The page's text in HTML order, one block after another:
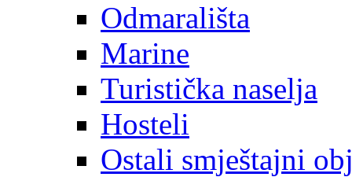
Odmarališta
Marine
Turistička naselja
Hosteli
Ostali smještajni